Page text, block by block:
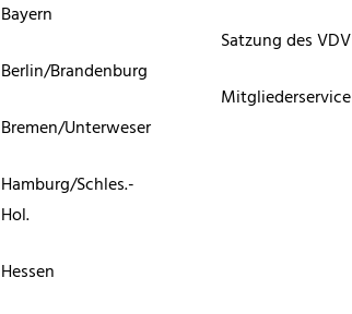
Bayern
Berlin/Brandenburg
Bremen/Unterweser
Hamburg/Schles.-
Hol.
Hessen
Satzung des VDV
Mitgliederservice